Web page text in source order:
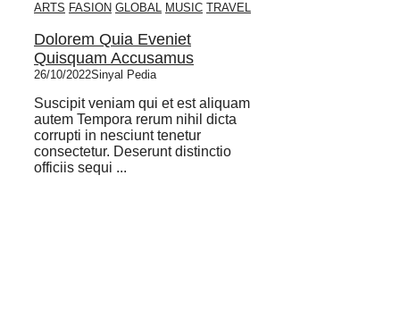
ARTS FASION GLOBAL MUSIC TRAVEL
Dolorem Quia Eveniet
Quisquam Accusamus
26/10/2022Sinyal Pedia
Suscipit veniam qui et est aliquam
autem Tempora rerum nihil dicta
corrupti in nesciunt tenetur
consectetur. Deserunt distinctio
officiis sequi ...